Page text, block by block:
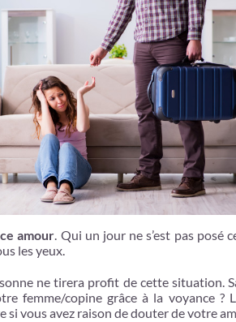
amour. Qui un jour ne s’est pas posé
les yeux.
ne tirera profit de cette situation.
femme/copine grâce à la voyance
si vous avez raison de douter de votre